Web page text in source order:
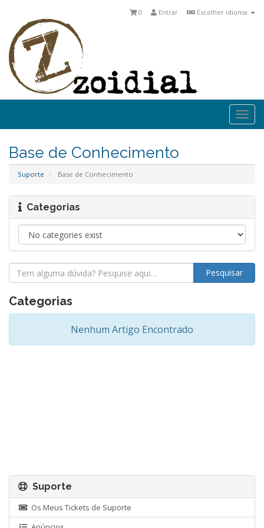
Escolher idioma
Entrar
0
Base de Conhecimento
Suporte Base de Conhecimento
Categorias
Categorias
Nenhum Artigo Encontrado
Suporte
Os Meus Tickets de Suporte